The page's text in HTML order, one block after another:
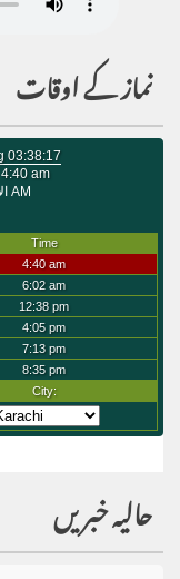
نماز کے اوقات
حالیہ خبریں